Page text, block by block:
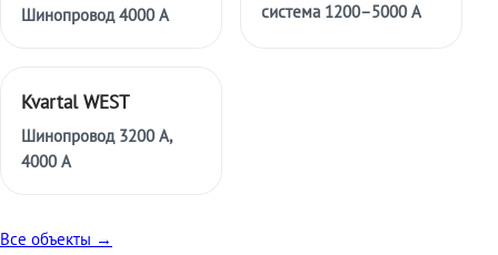
Шинопровод 4000 А
система 1200–5000 А
Kvartal WEST
Шинопровод 3200 А,
4000 А
Все объекты →